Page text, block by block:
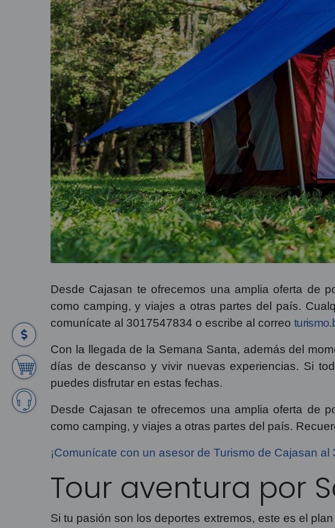
Desde Cajasan te ofrecemos una amplia oferta de
como camping, y viajes a otras partes del país.
comunícate al 3017547834 o escribe al correo
Con la llegada de la Semana Santa, además del
días de descanso y vivir nuevas experiencias. Si
puedes disfrutar en estas fechas.
Desde Cajasan te ofrecemos una amplia oferta de
como camping, y viajes a otras partes del país.
¡Comunícate con un asesor de Turismo de Cajasan al
Tour aventura por
Si tu pasión son los deportes extremos, este es el